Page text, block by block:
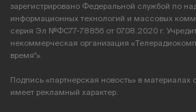
зарегистрировано Федеральной службой по
информационных технологий и массовых
серия Эл №ФС77-78856 от 07.08.2020 г.
некоммерческая организация
время"».
Подпись «партнерская новость» в материалах
имеет рекламный характер.